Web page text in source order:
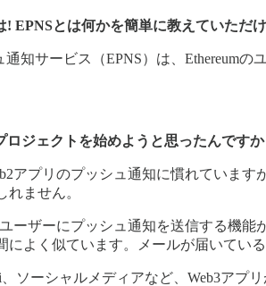
! EPNSとは何かを簡単に教えていただ
通知サービス（EPNS）は、Ethereum
ロジェクトを始めようと思ったんですか
アプリのプッシュ通知に慣れていま
れません。
ーザーにプッシュ通知を送信する機
によく似ています。メールが届いてい
ソーシャルメディアなど、Web3アプ